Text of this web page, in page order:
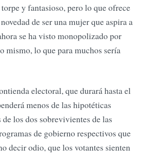
y fantasioso, pero lo que ofrece
de ser una mujer que aspira a
se ha visto monopolizado por
mismo, lo que para muchos sería
electoral, que durará hasta el
menos de las hipotéticas
los dos sobrevivientes de las
de gobierno respectivos que
decir odio, que los votantes sienten